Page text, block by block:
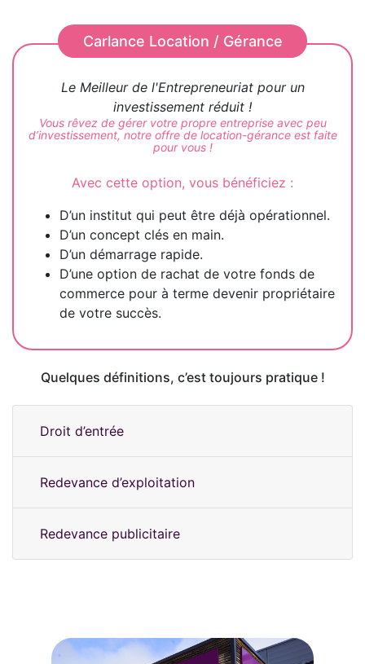
Carlance Location / Gérance
Le Meilleur de l'Entrepreneuriat pour un
investissement réduit !
Vous rêvez de gérer votre propre entreprise avec peu
d’investissement, notre offre de location-gérance est faite
pour vous !
Avec cette option, vous bénéficiez :
D’un institut qui peut être déjà opérationnel.
D’un concept clés en main.
D’un démarrage rapide.
D’une option de rachat de votre fonds de
commerce pour à terme devenir propriétaire
de votre succès.
Quelques définitions, c’est toujours pratique !
Droit d’entrée
Redevance d’exploitation
Redevance publicitaire